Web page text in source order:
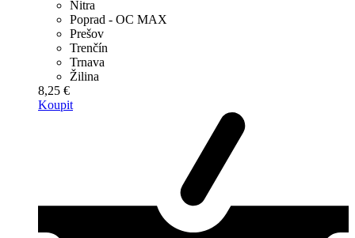
Nitra
Poprad - OC MAX
Prešov
Trenčín
Trnava
Žilina
8,25 €
Koupit